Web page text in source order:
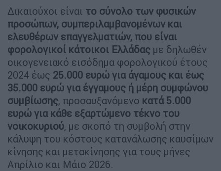
Δικαιούχοι είναι το σύνολο των φυσικών
προσώπων, συμπεριλαμβανομένων και
ελευθέρων επαγγελματιών, που είναι
φορολογικοί κάτοικοι Ελλάδας με δηλωθέν
οικογενειακό εισόδημα φορολογικού έτους
2024 έως 25.000 ευρώ για άγαμους και έως
35.000 ευρώ για έγγαμους ή μέρη συμφώνου
συμβίωσης, προσαυξανόμενο κατά 5.000
ευρώ για κάθε εξαρτώμενο τέκνο του
νοικοκυριού, με σκοπό τη συμβολή στην
κάλυψη του κόστους κατανάλωσης καυσίμων
κίνησης και μετακίνησης για τους μήνες
Απρίλιο και Μάιο 2026.